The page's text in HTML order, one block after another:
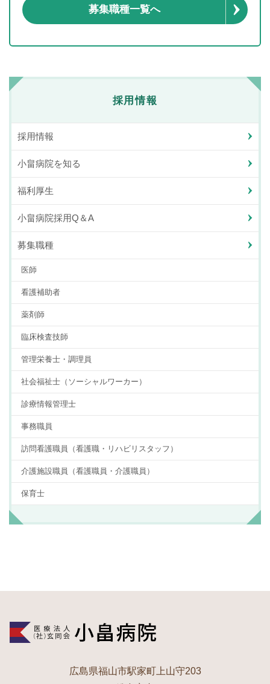
募集職種一覧へ
採用情報
採用情報
小畠病院を知る
福利厚生
小畠病院採用Q＆A
募集職種
医師
看護補助者
薬剤師
臨床検査技師
管理栄養士・調理員
社会福祉士（ソーシャルワーカー）
診療情報管理士
事務職員
訪問看護職員（看護職・リハビリスタッフ）
介護施設職員（看護職員・介護職員）
保育士
広島県福山市駅家町上山守203